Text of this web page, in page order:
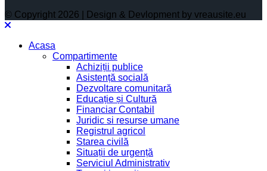
© Copyright 2026 | Design & Devlopment by vreausite.eu
Acasa
Compartimente
Achiziții publice
Asistență socială
Dezvoltare comunitară
Educație și Cultură
Financiar Contabil
Juridic si resurse umane
Registrul agricol
Starea civilă
Situații de urgență
Serviciul Administrativ